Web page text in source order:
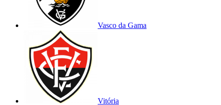
Vasco da Gama
Vitória